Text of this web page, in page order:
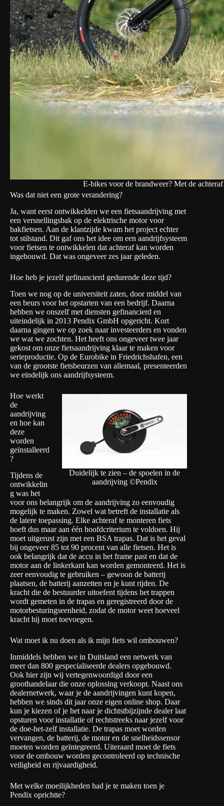
E-bikes voor de brandweer? Met de
Was dat niet een grote verandering?
Ja, want eerst ontwikkelden we een fietsaandrijving met
een versnellingsbak op de elektrische motor voor
bakfietsen. Aan de klantzijde kwam het project echter
tot stilstand. Dit gaf ons het idee om een aandrijfsysteem
voor fietsen te ontwikkelen dat achteraf kan worden
ingebouwd. Dat was ongeveer zes jaar geleden.
Hoe heb je jezelf gefinancierd gedurende deze tijd?
Toen we nog op de universiteit zaten, door middel van
een beurs voor het opstarten van een bedrijf. Daarna
hebben we onszelf met diensten gefinancierd en
uiteindelijk in 2013 Pendix GmbH opgericht. Kort
daarna gingen we op zoek naar investeerders en vonden
we wat we zochten. Het heeft ons ongeveer twee jaar
gekost om onze fietsaandrijving klaar te maken voor
serieproductie. Op de Eurobike in Friedrichshafen, een
van de grootste fietsbeurzen van allemaal, presenteerden
we eindelijk ons aandrijfsysteem.
Duidelijk te zien – de spoelen in de
aandrijving ©Pendix
Hoe werkt
de
aandrijving
en hoe kan
deze
worden
geïnstalleerd
?
Tijdens de
ontwikkelin
g was het
voor ons belangrijk om de aandrijving zo eenvoudig
mogelijk te maken. Zowel wat betreft de installatie als
de latere toepassing. Elke achteraf te monteren fiets
hoeft dus maar aan één hoofdcriterium te voldoen. Hij
moet uitgerust zijn met een BSA trapas. Dat is het geval
bij ongeveer 85 tot 90 procent van alle fietsen. Het is
ook belangrijk dat de accu in het frame past en dat de
motor aan de linkerkant kan worden gemonteerd. Het is
zeer eenvoudig te gebruiken – gewoon de batterij
plaatsen, de batterij aanzetten en je kunt rijden. De
kracht die de bestuurder uitoefent tijdens het trappen
wordt gemeten in de trapas en geregistreerd door de
motorbesturingseenheid, zodat de motor weet hoeveel
kracht hij moet toevoegen.
Wat moet ik nu doen als ik mijn fiets wil ombouwen?
Inmiddels hebben we in Duitsland een netwerk van
meer dan 800 gespecialiseerde dealers opgebouwd.
Ook hier zijn wij vertegenwoordigd door een
groothandelaar die onze oplossing verkoopt. Naast ons
dealernetwerk, waar je de aandrijvingen kunt kopen,
hebben we sinds dit jaar onze eigen online shop. Daar
kun je kiezen of je het naar je dichtstbijzijnde dealer laat
opsturen voor installatie of rechtstreeks naar jezelf voor
de doe-het-zelf installatie. De trapas moet worden
vervangen, de batterij, de motor en de snelheidssensor
moeten worden geïntegreerd. Uiteraard moet de fiets
voor de ombouw worden gecontroleerd op technische
veiligheid en rijvaardigheid.
Met welke moeilijkheden had je te maken toen je
Pendix oprichtte?